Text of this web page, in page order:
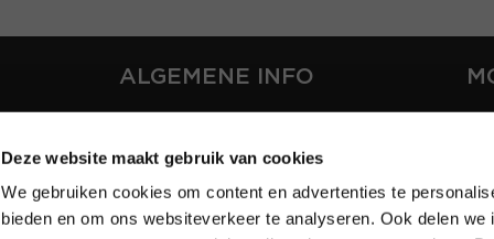
Deze website maakt gebruik van cookies
We gebruiken cookies om content en advertenties te
bieden en om ons websiteverkeer te analyseren. Ook delen
ALGEMENE INFO
CONTACT
PARTNERS
ADVERTEREN